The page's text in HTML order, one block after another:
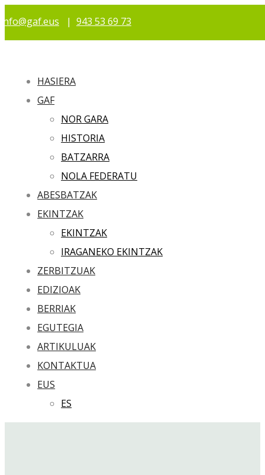
info@gaf.eus | 943 53 69 73
HASIERA
GAF
NOR GARA
HISTORIA
BATZARRA
NOLA FEDERATU
ABESBATZAK
EKINTZAK
EKINTZAK
IRAGANEKO EKINTZAK
ZERBITZUAK
EDIZIOAK
BERRIAK
EGUTEGIA
ARTIKULUAK
KONTAKTUA
EUS
ES